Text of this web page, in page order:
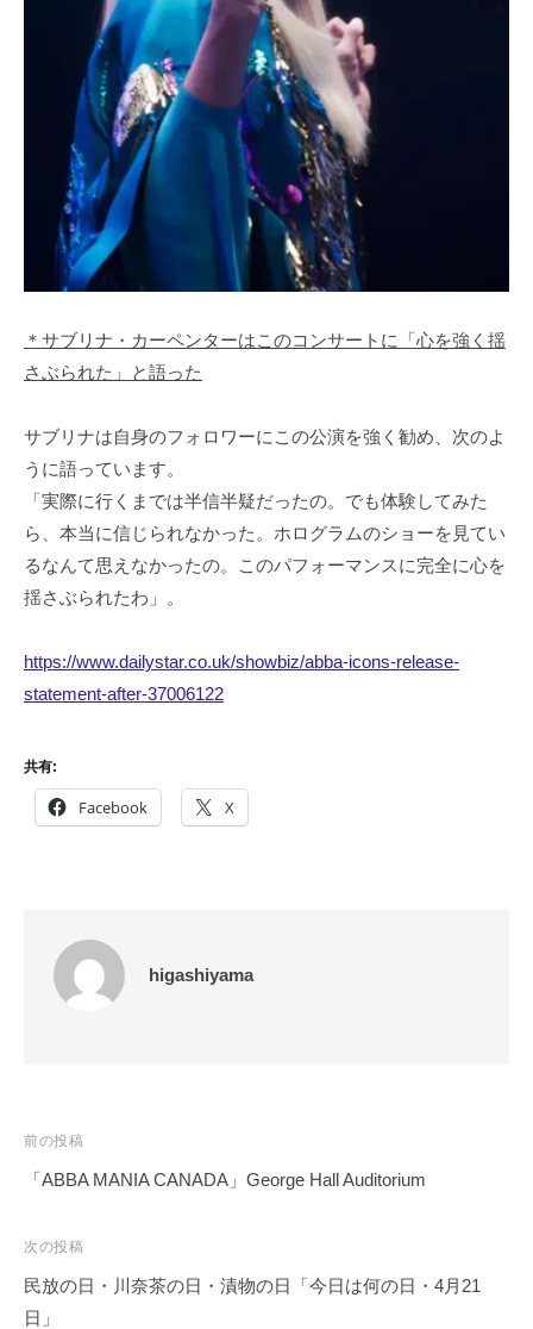
＊サブリナ・カーペンターはこのコンサートに「心を強く揺
さぶられた」と語った
サブリナは自身のフォロワーにこの公演を強く勧め、次のよ
うに語っています。
「実際に行くまでは半信半疑だったの。でも体験してみた
ら、本当に信じられなかった。ホログラムのショーを見てい
るなんて思えなかったの。このパフォーマンスに完全に心を
揺さぶられたわ」。
https://www.dailystar.co.uk/showbiz/abba-icons-release-
statement-after-37006122
共有:
Facebook X
higashiyama
投
稿
ビ
ゲ
ー
前の投稿
「ABBA MANIA CANADA」George Hall Auditorium
次の投稿
民放の日・川奈茶の日・漬物の日「今日は何の日・4月21
日」